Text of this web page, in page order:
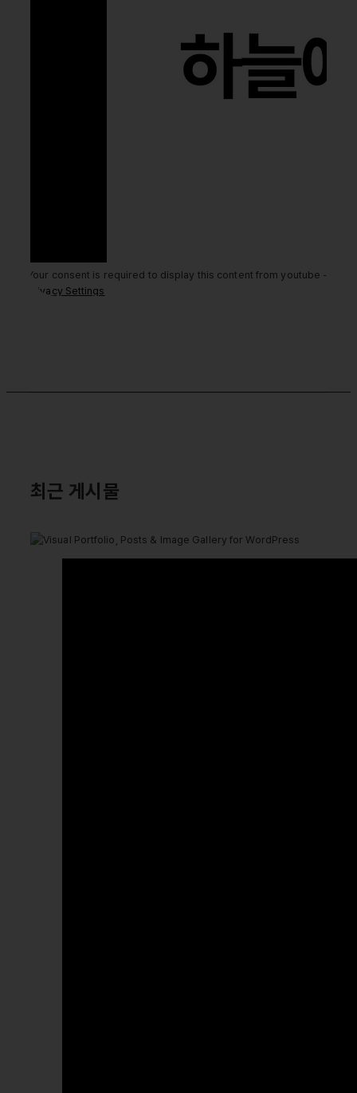
Your consent is required to display this content from youtube -
Privacy Settings
최근 게시물